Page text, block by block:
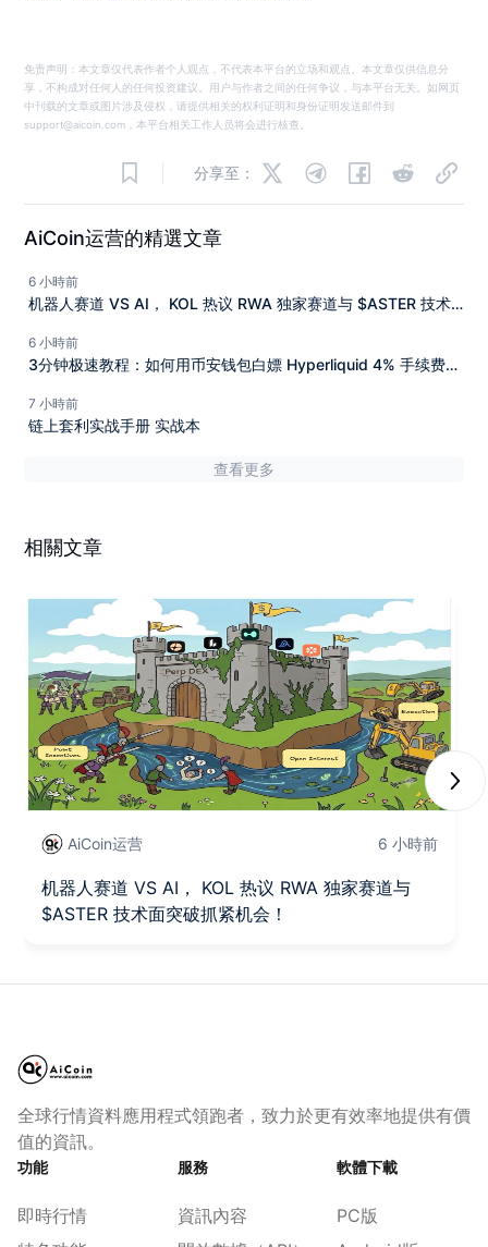
免责声明：本文章仅代表作者个人观点，不代表本平台的立场和观点。本文章仅供信息分
享，不构成对任何人的任何投资建议。用户与作者之间的任何争议，与本平台无关。如网页
中刊载的文章或图片涉及侵权，请提供相关的权利证明和身份证明发送邮件到
support@aicoin.com，本平台相关工作人员将会进行核查。
分享至：
AiCoin运营的精選文章
6 小時前
机器人赛道 VS AI， KOL 热议 RWA 独家赛道与 $ASTER 技术
6 小時前
3分钟极速教程：如何用币安钱包白嫖 Hyperliquid 4% 手续费返
7 小時前
链上套利实战手册 实战本
查看更多
相關文章
AiCoin运营 6 小時前
机器人赛道 VS AI， KOL 热议 RWA 独家赛道与
$ASTER 技术面突破抓紧机会！
全球行情資料應用程式領跑者，致力於更有效率地提供有價
值的資訊。
功能
即時行情
服務
資訊內容
軟體下載
PC版